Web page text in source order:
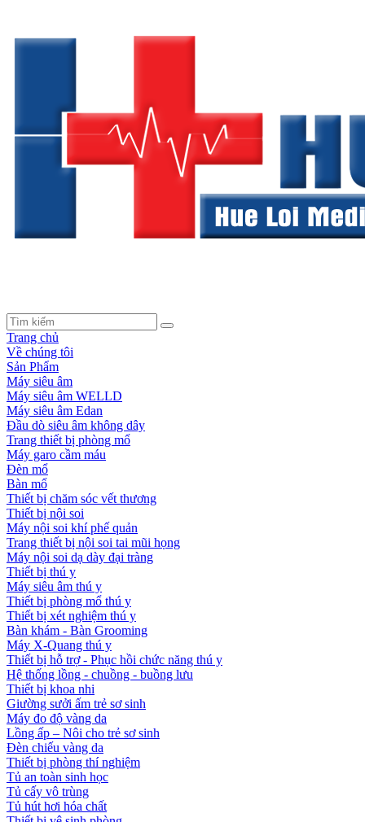
Trang chủ
Về chúng tôi
Sản Phẩm
Máy siêu âm
Máy siêu âm WELLD
Máy siêu âm Edan
Đầu dò siêu âm không dây
Trang thiết bị phòng mổ
Máy garo cầm máu
Đèn mổ
Bàn mổ
Thiết bị chăm sóc vết thương
Thiết bị nội soi
Máy nội soi khí phế quản
Trang thiết bị nội soi tai mũi họng
Máy nội soi dạ dày đại tràng
Thiết bị thú y
Máy siêu âm thú y
Thiết bị phòng mổ thú y
Thiết bị xét nghiệm thú y
Bàn khám - Bàn Grooming
Máy X-Quang thú y
Thiết bị hỗ trợ - Phục hồi chức năng thú y
Hệ thống lồng - chuồng - buồng lưu
Thiết bị khoa nhi
Giường sưởi ấm trẻ sơ sinh
Máy đo độ vàng da
Lồng ấp – Nôi cho trẻ sơ sinh
Đèn chiếu vàng da
Thiết bị phòng thí nghiệm
Tủ an toàn sinh học
Tủ cấy vô trùng
Tủ hút hơi hóa chất